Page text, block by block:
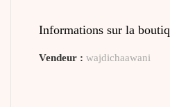
Informations sur la
Vendeur : wajdichaawani